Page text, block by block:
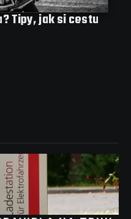
Tipy, jak si cestu